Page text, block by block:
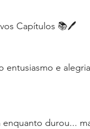
Capítulos 📚🖊
e
durou...